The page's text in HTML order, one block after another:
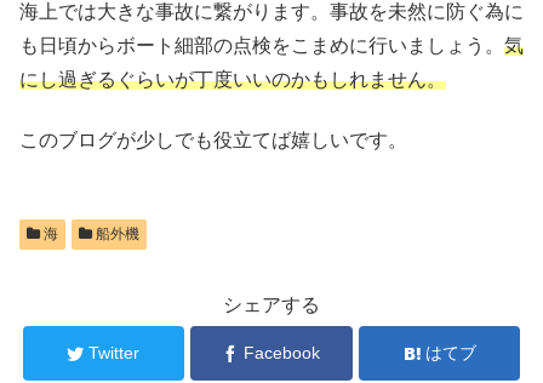
海上では大きな事故に繋がります。事故を未然に防ぐ為に
も日頃からボート細部の点検をこまめに行いましょう。 気
にし過ぎるぐらいが丁度いいのかもしれません。
このブログが少しでも役立てば嬉しいです。
海 船外機
シェアする
Twitter Facebook はてブ